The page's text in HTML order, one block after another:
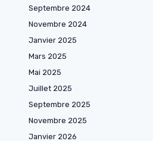
Septembre 2024
Novembre 2024
Janvier 2025
Mars 2025
Mai 2025
Juillet 2025
Septembre 2025
Novembre 2025
Janvier 2026